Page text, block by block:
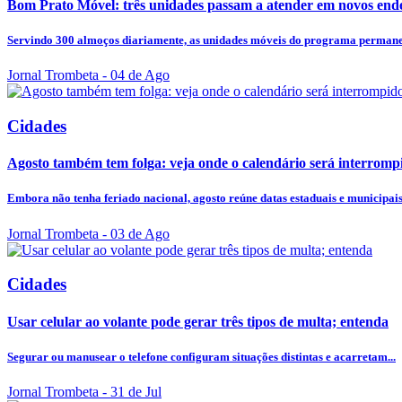
Bom Prato Móvel: três unidades passam a atender em novos
Servindo 300 almoços diariamente, as unidades móveis do programa
Jornal Trombeta - 04 de Ago
Cidades
Agosto também tem folga: veja onde o calendário será
Embora não tenha feriado nacional, agosto reúne datas estaduais e
Jornal Trombeta - 03 de Ago
Cidades
Usar celular ao volante pode gerar três tipos de multa; entenda
Segurar ou manusear o telefone configuram situações distintas e acarretam...
Jornal Trombeta - 31 de Jul